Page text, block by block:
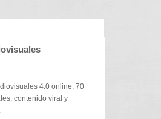
4.0 online, 70
contenido viral y